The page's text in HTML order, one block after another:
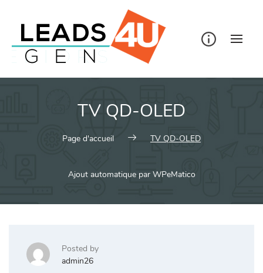
TV QD-OLED
Page d'accueil TV QD-OLED
Ajout automatique par WPeMatico
Posted by
admin26